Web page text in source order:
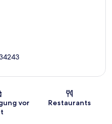
vor
Restaurants